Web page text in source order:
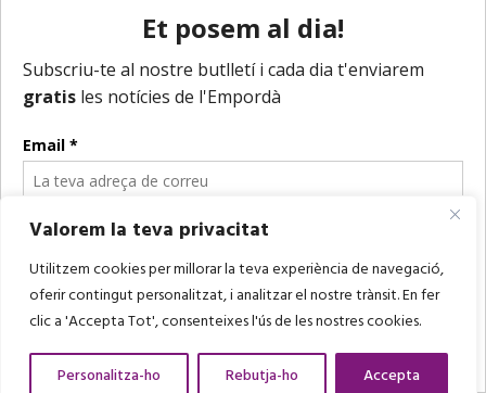
Valorem la teva privacitat
Utilitzem cookies per millorar la teva experiència de navegació,
oferir contingut personalitzat, i analitzar el nostre trànsit. En fer
clic a 'Accepta Tot', consenteixes l'ús de les nostres cookies.
Personalitza-ho Rebutja-ho Accepta